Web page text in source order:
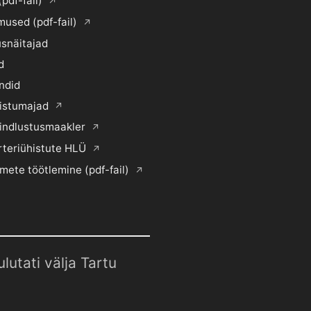
(pdf-fail)
HLÜ
töötlemine (pdf-fail)
välja Tartu